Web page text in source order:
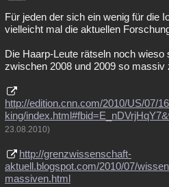
Für jeden der sich ein wenig für die
vielleicht mal die aktuellen
Die Haarp-Leute rätseln noch
zwischen 2008 und 2009 so
http://edition.cnn.com/2010/US/07/
king/
23.08.2010)
http://grenzwissenschaft-
aktuell.blogspot.com/2010/07/
massiven.html